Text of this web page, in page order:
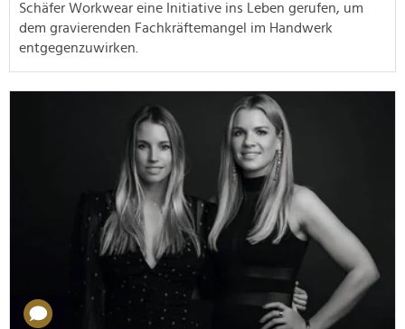
Schäfer Workwear eine Initiative ins Leben gerufen, um
dem gravierenden Fachkräftemangel im Handwerk
entgegenzuwirken.